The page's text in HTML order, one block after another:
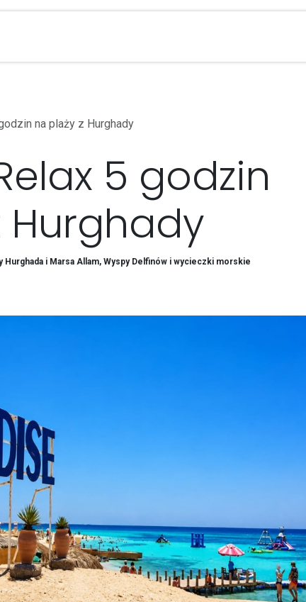
na plaży z Hurghady
5 godzin
Hurghady
Hurghada i Marsa Allam, Wyspy Delfinów i wycieczki morskie